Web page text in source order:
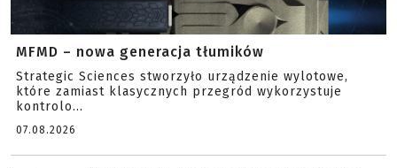
MFMD – nowa generacja tłumików
Strategic Sciences stworzyło urządzenie wylotowe,
które zamiast klasycznych przegród wykorzystuje
kontrolo...
07.08.2026